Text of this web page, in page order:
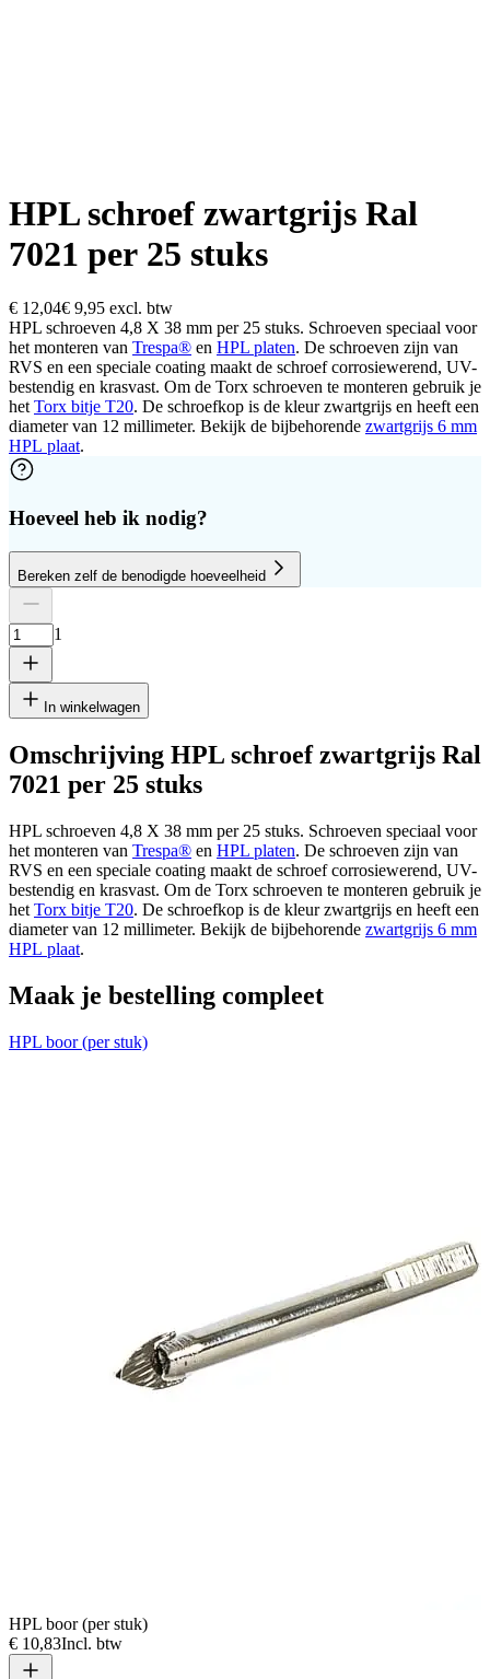
HPL schroef zwartgrijs Ral
7021 per 25 stuks
€ 12,04€ 9,95 excl. btw
HPL schroeven 4,8 X 38 mm per 25 stuks. Schroeven speciaal voor
het monteren van Trespa® en HPL platen. De schroeven zijn van
RVS en een speciale coating maakt de schroef corrosiewerend, UV-
bestendig en krasvast. Om de Torx schroeven te monteren gebruik je
het Torx bitje T20. De schroefkop is de kleur zwartgrijs en heeft een
diameter van 12 millimeter. Bekijk de bijbehorende zwartgrijs 6 mm
HPL plaat.
Hoeveel heb ik nodig?
Bereken zelf de benodigde hoeveelheid
Aantal platen
Hoogte
Breedte
Verwijder plaat
cm
Voeg nog een plaat toe
1
In winkelwagen
Omschrijving HPL schroef zwartgrijs Ral
7021 per 25 stuks
HPL schroeven 4,8 X 38 mm per 25 stuks. Schroeven speciaal voor
het monteren van Trespa® en HPL platen. De schroeven zijn van
RVS en een speciale coating maakt de schroef corrosiewerend, UV-
bestendig en krasvast. Om de Torx schroeven te monteren gebruik je
het Torx bitje T20. De schroefkop is de kleur zwartgrijs en heeft een
diameter van 12 millimeter. Bekijk de bijbehorende zwartgrijs 6 mm
HPL plaat.
Maak je bestelling compleet
HPL boor (per stuk)
HPL boor (per stuk)
€ 10,83Incl. btw